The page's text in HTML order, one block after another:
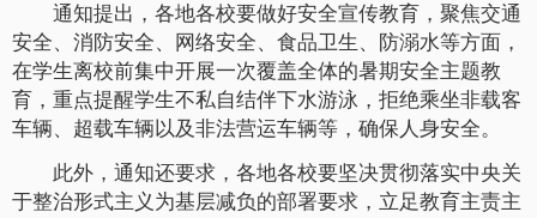
通知提出，各地各校要做好安全宣传教育，聚焦交通
安全、消防安全、网络安全、食品卫生、防溺水等方面，
在学生离校前集中开展一次覆盖全体的暑期安全主题教
育，重点提醒学生不私自结伴下水游泳，拒绝乘坐非载客
车辆、超载车辆以及非法营运车辆等，确保人身安全。
此外，通知还要求，各地各校要坚决贯彻落实中央关
于整治形式主义为基层减负的部署要求，立足教育主责主